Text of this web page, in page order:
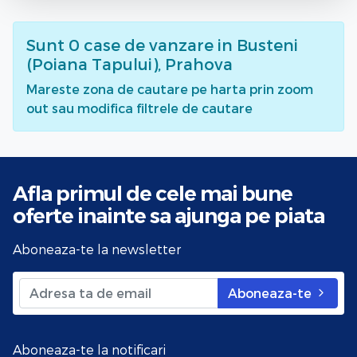
Sunt 0 case de vanzare in Busteni
(Poiana Tapului), Prahova
Mareste zona de cautare pe harta prin zoom
out sau modifica filtrele de cautare
Afla primul de cele mai bune
oferte inainte sa ajunga pe piata
Aboneaza-te la newsletter
Aboneaza-te
Aboneaza-te la notificari